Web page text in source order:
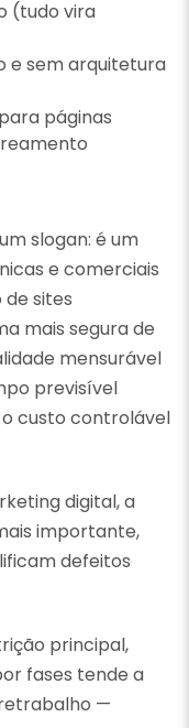
(tudo vira
e sem arquitetura
páginas
slogan: é um
e comerciais
sites
mais segura de
mensurável
previsível
custo controlável
digital, a
importante,
defeitos
principal,
fases tende a
—